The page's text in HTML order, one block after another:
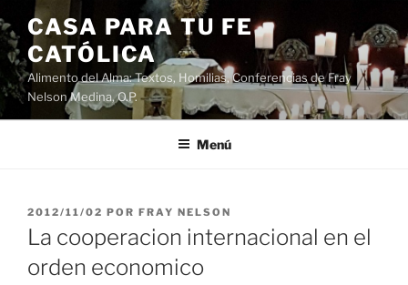
Saltar
al
contenido
CASA PARA TU FE
CATÓLICA
Alimento del Alma: Textos, Homilias, Conferencias de Fray
Nelson Medina, O.P.
Menú
PUBLICADO
EL
2012/11/02 POR FRAY NELSON
La cooperacion internacional en el
orden economico